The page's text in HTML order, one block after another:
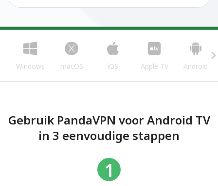
Windows macOS iOS Apple TV Android
Gebruik PandaVPN voor Android TV
in 3 eenvoudige stappen